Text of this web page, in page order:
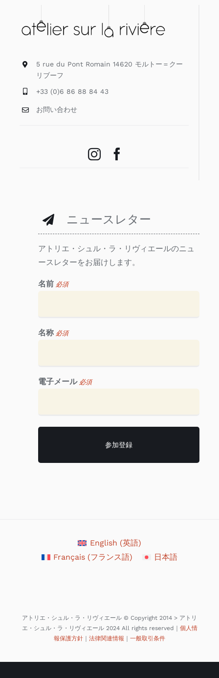
5 rue du Pont Romain 14620 モルトー＝クー
リブーフ
+33 (0)6 86 88 84 43
お問い合わせ
ニュースレター
アトリエ・シュル・ラ・リヴィエールのニュ
ースレターをお届けします。
名前 必須
名称 必須
電子メール 必須
English (英語)
Français (フランス語) 日本語
アトリエ・シュル・ラ・リヴィエール © Copyright 2014 > アトリ
エ・シュル・ラ・リヴィエール 2024 All rights reserved｜ 個人情
報保護方針 ｜ 法律関連情報 ｜ 一般取引条件